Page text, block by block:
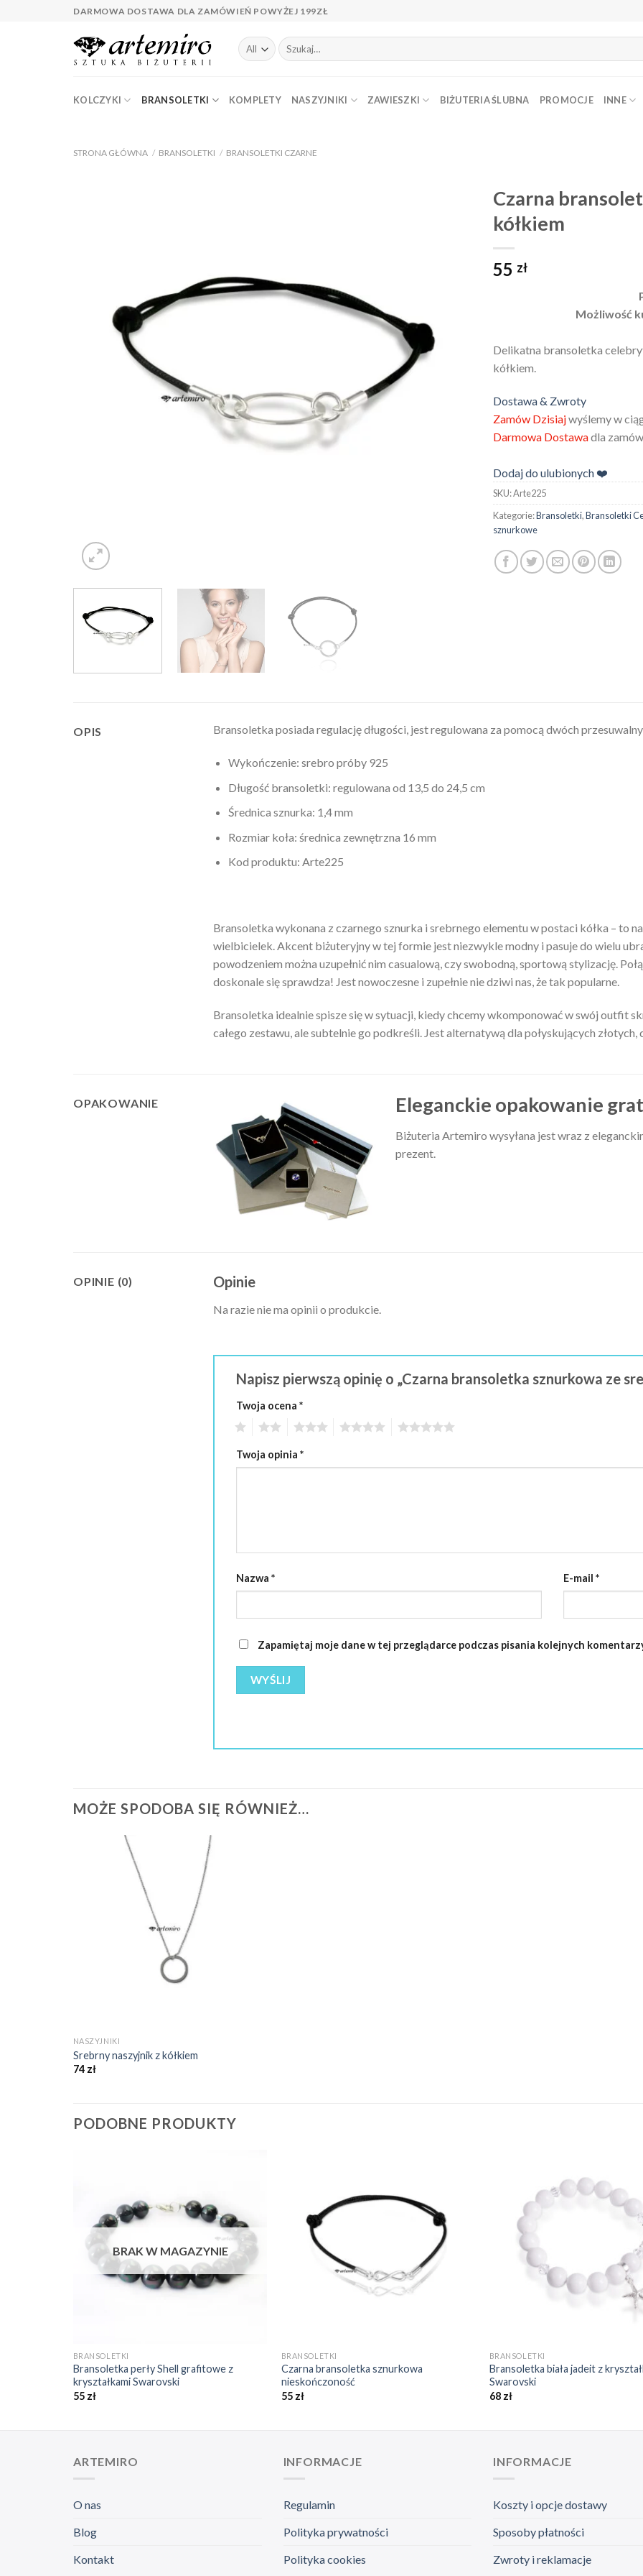
DARMOWA DOSTAWA DLA ZAMÓWIEŃ POWYŻEJ 199ZŁ
Szukaj:
KOLCZYKI BRANSOLETKI KOMPLETY NASZYJNIKI ZAWIESZKI BIŻUTERIA ŚLUBNA PROMOCJE INNE
STRONA GŁÓWNA / BRANSOLETKI / BRANSOLETKI CZARNE
Czarna
kółkiem
55 zł
Możliwość
Delikatna bransoletka
kółkiem.
Dostawa & Zwroty
Zamów Dzisiajwyślemy w
Darmowa Dostawadla
Dodaj do ulubionych ❤️
SKU:Arte225
Kategorie:Bransoletki,Bransoletki
sznurkowe
OPIS Bransoletka posiada regulację długości, jest regulowana za pomocą dwóch
Wykończenie: srebro próby 925
Długość bransoletki: regulowana od 13,5 do 24,5 cm
Średnica sznurka: 1,4 mm
Rozmiar koła: średnica zewnętrzna 16 mm
Kod produktu: Arte225
Bransoletka wykonana z czarnego sznurka i srebrnego elementu w postaci kółka – to
wielbicielek. Akcent biżuteryjny w tej formie jest niezwykle modny i pasuje do wielu
powodzeniem można uzupełnić nim casualową, czy swobodną, sportową stylizację.
doskonale się sprawdza! Jest nowoczesne i zupełnie nie dziwi nas, że tak popularne.
Bransoletka idealnie spisze się w sytuacji, kiedy chcemy wkomponować w swój outfit
całego zestawu, ale subtelnie go podkreśli. Jest alternatywą dla połyskujących
OPAKOWANIE Eleganckie opakowanie
Biżuteria Artemiro wysyłana jest wraz z
prezent.
OPINIE (0) Opinie
Na razie nie ma opinii o produkcie.
Napisz pierwszą opinię o „Czarna bransoletka sznurkowa ze
Twoja ocena *
Twoja opinia *
Nazwa * E-mail *
Zapamiętaj moje dane w tej przeglądarce podczas pisania kolejnych
MOŻE SPODOBA SIĘ RÓWNIEŻ…
NASZYJNIKI
Srebrny naszyjnik z kółkiem
74 zł
PODOBNE PRODUKTY
ulubionych
❤️
BRAK W MAGAZYNIE
BRANSOLETKI
Bransoletka perły Shell grafitowe z
kryształkami Swarovski
55 zł
ulubionych
❤️
BRANSOLETKI
Czarna bransoletka sznurkowa
nieskończoność
55 zł
BRANSOLETKI
Bransoletka biała jadeit z
Swarovski
68 zł
ARTEMIRO
O nas
Blog
Kontakt
INFORMACJE
Regulamin
Polityka prywatności
Polityka cookies
INFORMACJE
Koszty i opcje dostawy
Sposoby płatności
Zwroty i reklamacje